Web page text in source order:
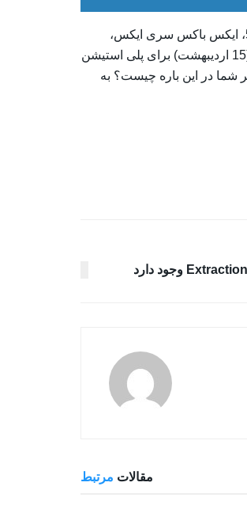
اکشن نقش آفرینی Hogwarts Legacy در حال حاظر برای پلتفرم‌های پلی استیشن 5، ایکس باکس سری ایکس،
ایکس باکس سری اس و رایانه‌های شخصی در دسترس است. این اثر در تاریخ 5 می (15 اردیبهشت) برای پلی استیشن
می‌شود. نظر شما در این باره چیست؟ به
مقالات مرتبط